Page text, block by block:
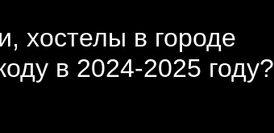
хостелы в городе
в 2024-2025 году?